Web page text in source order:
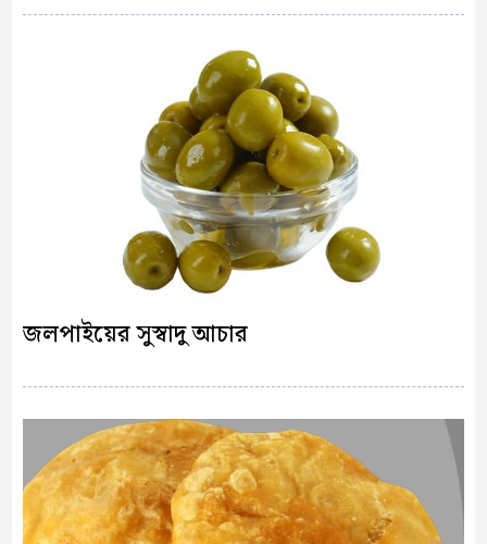
জলপাইয়ের সুস্বাদু আচার